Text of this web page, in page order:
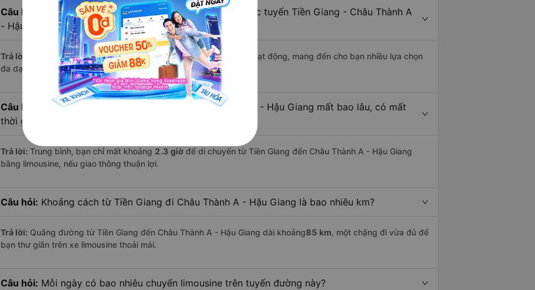
Câu hỏi:
Hiện nay có bao nhiêu nhà xe limousine khai thác tuyến Tiền Giang - Châu Thành A
- Hậu Giang?
Trả lời: Trên tuyến đường này hiện có4 nhà xelimousine
đang hoạt động, mang đến cho bạn nhiều lựa chọn
đa dạng về dịch vụ và mức giá.
Câu hỏi:
Đi xe limousine từ Tiền Giang đến Châu Thành A - Hậu Giang mất bao lâu, có mất
thời gian hơn các loại phương tiện khác hay không?
Trả lời: Trung bình, bạn chỉ mất khoảng 2.3 giờ để di chuyển từ Tiền Giang đến Châu Thành A - Hậu Giang
bằng limousine, nếu giao thông thuận lợi.
Câu hỏi: Khoảng cách từ Tiền Giang đi Châu Thành A - Hậu Giang là bao nhiêu km?
Trả lời: Quãng đường từ Tiền Giang đến Châu Thành A - Hậu Giang dài khoảng85 km, một chặng đi vừa đủ để
bạn thư giãn trên xe limousine thoải mái.
Câu hỏi: Mỗi ngày có bao nhiêu chuyến limousine trên tuyến đường này?